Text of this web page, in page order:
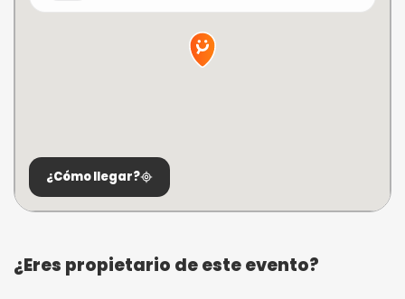
¿Cómo llegar?
¿Eres propietario de este evento?